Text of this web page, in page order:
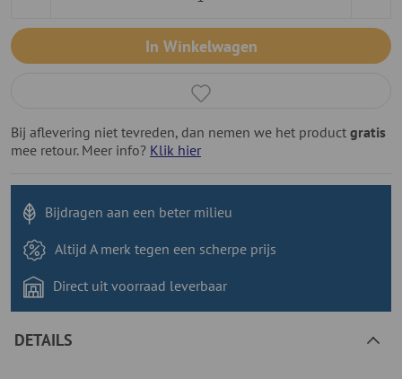
In Winkelwagen
Bij aflevering niet tevreden, dan nemen we het product gratis
mee retour. Meer info? Klik hier
Bijdragen aan een beter milieu
Altijd A merk tegen een scherpe prijs
Direct uit voorraad leverbaar
DETAILS